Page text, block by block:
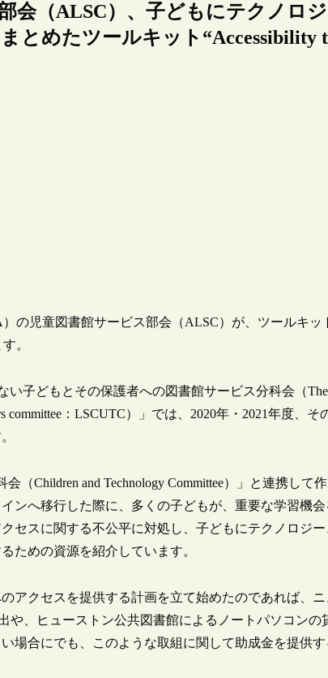
会（ALSC）、子どもにテクノロ
とめたツールキット“Accessibility
の児童図書館サービス部会（ALSC）が、ツールキッ
。
子どもとその保護者への図書館サービス分科会（The
committee：LSCUTC）」では、2020年・2021年度、
（Children and Technology Committee）」と連携して
ンへ移行した際に、多くの子どもが、重要な学習機
セスに関する不公平に対処し、子どもにテクノロジ
ための資源を紹介しています。
アクセスを提供する計画を立て始めたのであれば、
や、ヒューストン公共図書館によるノートパソコンの
場合にでも、このような取組に関して助成金を提供